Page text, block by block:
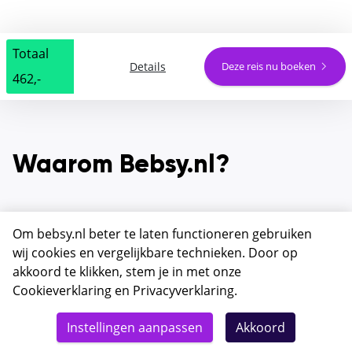
Totaal
462,-
Details Deze reis nu boeken
Waarom Bebsy.nl?
Betaalbare reizen met SGR
dekking voor ieder budget
Om bebsy.nl beter te laten functioneren gebruiken
wij cookies en vergelijkbare technieken. Door op
akkoord te klikken, stem je in met onze
Cookieverklaring en Privacyverklaring.
Instellingen aanpassen Akkoord